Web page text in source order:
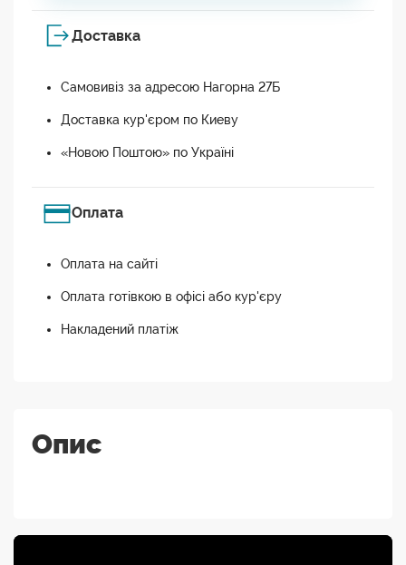
Доставка
Самовивіз за адресою Нагорна 27Б
Доставка кур'єром по Киеву
«Новою Поштою» по Україні
Оплата
Оплата на сайті
Оплата готівкою в офісі або кур'єру
Накладений платіж
Опис